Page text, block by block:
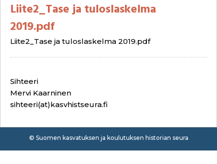
Liite2_Tase ja tuloslaskelma
2019.pdf
Liite2_Tase ja tuloslaskelma 2019.pdf
Sihteeri
Mervi Kaarninen
sihteeri(at)kasvhistseura.fi
© Suomen kasvatuksen ja koulutuksen historian seura